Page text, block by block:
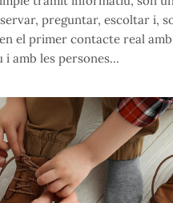
preguntar, escoltar i,
el primer contacte real
amb les persones…